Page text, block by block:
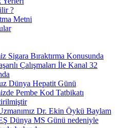
?
Metni
Sigara Bıraktırma Konusunda
Çalışmaları İle Kanal 32
Dünya Hepatit Günü
Pembe Kod Tatbikatı
Dr. Ekin Öykü Baylam
Dünya MS Günü nedeniyle